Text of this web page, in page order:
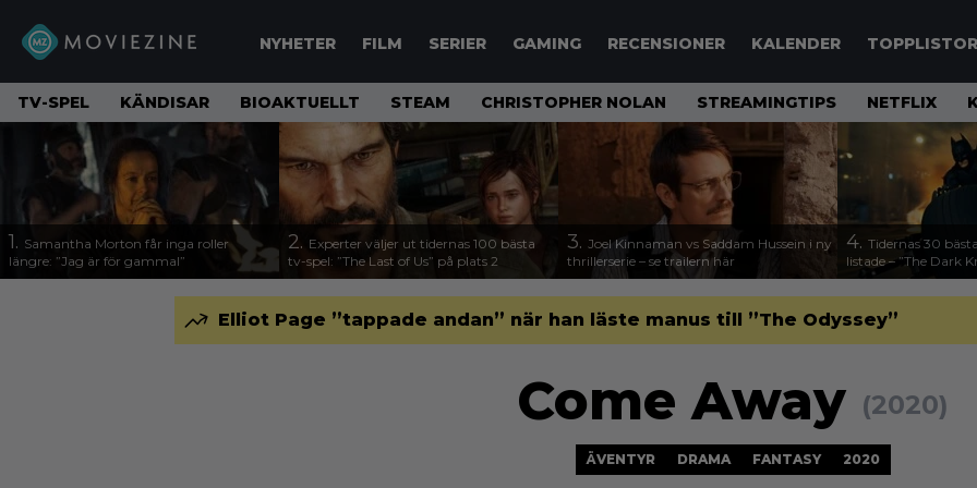
NYHETER FILM SERIER GAMING RECENSIONER KALENDER TOPPLISTOR
TV-SPEL KÄNDISAR BIOAKTUELLT STEAM CHRISTOPHER NOLAN STREAMINGTIPS NETFLIX
1. Samantha Morton får inga roller
längre: ”Jag är för gammal”
2. Experter väljer ut tidernas 100 bästa
tv-spel: ”The Last of Us” på plats 2
3. Joel Kinnaman vs Saddam Hussein i ny
thrillerserie – se trailern här
4. Tidernas 30
listade – ”The Dark
Elliot Page ”tappade andan” när han läste manus till ”The Odyssey”
Come Away (2020)
ÄVENTYR DRAMA FANTASY 2020